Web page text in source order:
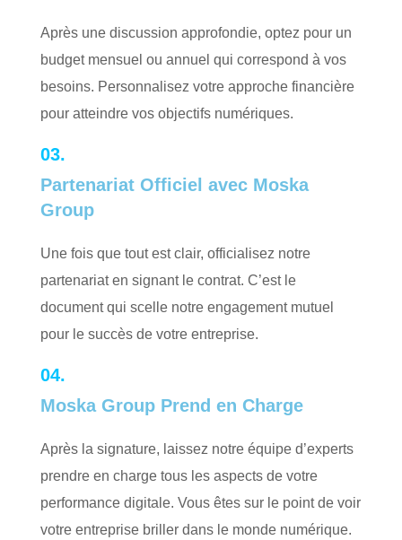
Après une discussion approfondie, optez pour un
budget mensuel ou annuel qui correspond à vos
besoins. Personnalisez votre approche financière
pour atteindre vos objectifs numériques.
03.
Partenariat Officiel avec Moska
Group
Une fois que tout est clair, officialisez notre
partenariat en signant le contrat. C’est le
document qui scelle notre engagement mutuel
pour le succès de votre entreprise.
04.
Moska Group Prend en Charge
Après la signature, laissez notre équipe d’experts
prendre en charge tous les aspects de votre
performance digitale. Vous êtes sur le point de voir
votre entreprise briller dans le monde numérique.